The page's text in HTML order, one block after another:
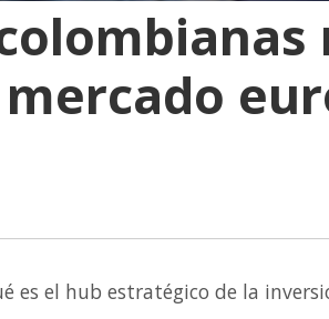
es el hub estratégico de la